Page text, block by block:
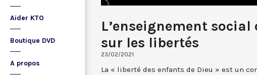
Aider KTO
Boutique DVD
A propos
L’enseignement social
sur les libertés
23/02/2021
La « liberté des enfants de Dieu » est un